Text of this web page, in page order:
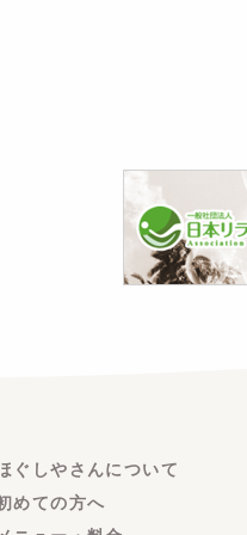
ぐしやさんについて
めての方へ